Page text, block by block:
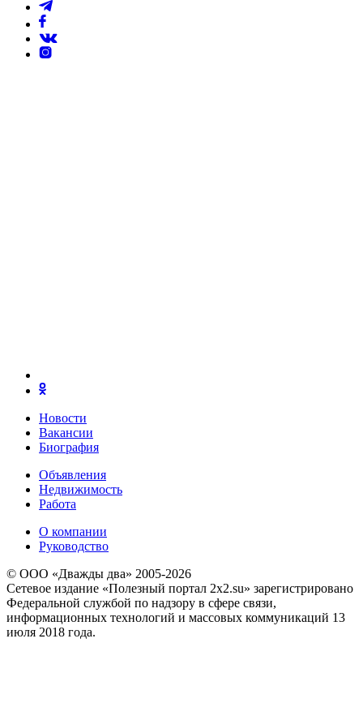
Новости
Вакансии
Биография
Объявления
Недвижимость
Работа
О компании
Руководство
© ООО «Дважды два» 2005-2026
Сетевое издание «Полезный портал 2x2.su» зарегистрировано
Федеральной службой по надзору в сфере связи,
информационных технологий и массовых коммуникаций 13
июля 2018 года.